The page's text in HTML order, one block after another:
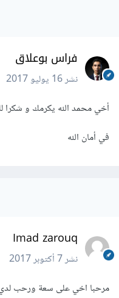
فراس بوعلاق
نشر16 يوليو 2017
أخي محمد الله يكرمك و شكرا
في أمان الله
Imad zarouq
نشر7 أكتوبر 2017
مرحبا اخي على سعة ورحب